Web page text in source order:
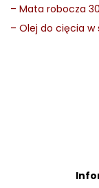
– Mata robocza
– Olej do cięcia w